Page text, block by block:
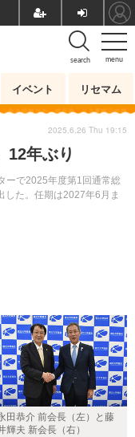
menu
search
イベント リセマム
12年ぶり
ーで2025年度第1回通常総
した。任期は2027年6月ま
2025.6.26 Thu 19:15
田恭介 前会長（左）と藤
輝夫 新会長（右）